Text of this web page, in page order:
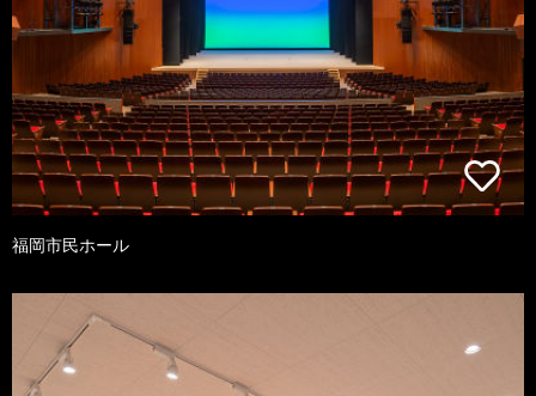
福岡市民ホール